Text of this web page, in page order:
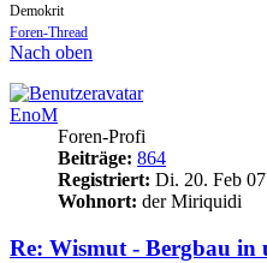
Demokrit
Foren-Thread
Nach oben
EnoM
Foren-Profi
Beiträge: 864
Registriert: Di. 20. Feb 07
Wohnort: der Miriquidi
Re: Wismut - Bergbau in